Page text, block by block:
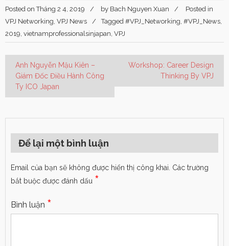
Posted onTháng 2 4, 2019 by Bach Nguyen Xuan
Posted in
VPJ Networking, VPJ News Tagged #VPJ_Networking, #VPJ_News,
2019, vietnamprofessionalsinjapan, VPJ
Anh Nguyễn Mậu Kiên –
Giám Đốc Điều Hành Công
Ty ICO Japan
Workshop: Career Design
Thinking By VPJ
Để lại một bình luận
Email của bạn sẽ không được hiển thị công khai. Các trường
bắt buộc được đánh dấu *
Bình luận *